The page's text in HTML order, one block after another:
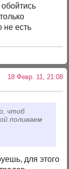
не есть
18 Февр. 11, 21:08
чтоб
поливаем
для этого